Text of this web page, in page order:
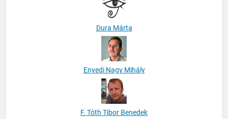
Dura Márta
Enyedi Nagy Mihály
F. Tóth Tibor Benedek